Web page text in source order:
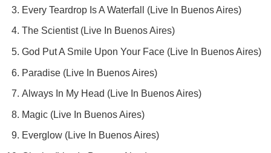
Every Teardrop Is A Waterfall (Live In Buenos Aires)
The Scientist (Live In Buenos Aires)
God Put A Smile Upon Your Face (Live In Buenos Aires)
Paradise (Live In Buenos Aires)
Always In My Head (Live In Buenos Aires)
Magic (Live In Buenos Aires)
Everglow (Live In Buenos Aires)